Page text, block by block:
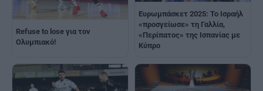
Refuse to lose για τον
Ολυμπιακό!
Ευρωμπάσκετ 2025: Το Ισραήλ
«προσγείωσε» τη Γαλλία,
«Περίπατος» της Ισπανίας με
Κύπρο